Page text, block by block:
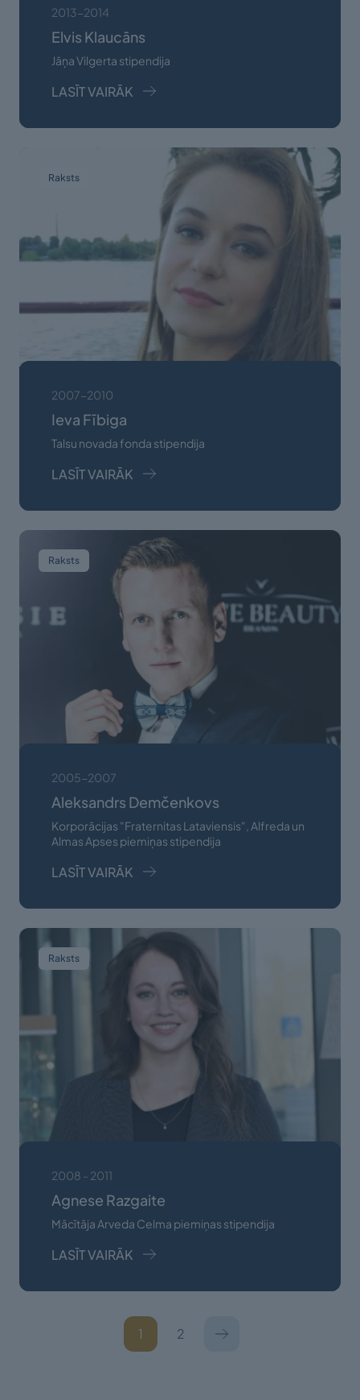
2013-2014
Elvis Klaucāns
Jāņa Vilgerta stipendija
LASĪT VAIRĀK
Raksts
2007-2010
Ieva Fībiga
Talsu novada fonda stipendija
LASĪT VAIRĀK
Raksts
2005-2007
Aleksandrs Demčenkovs
Korporācijas "Fraternitas Lataviensis", Alfreda un
Almas Apses piemiņas stipendija
LASĪT VAIRĀK
Raksts
2008 - 2011
Agnese Razgaite
Mācītāja Arveda Celma piemiņas stipendija
LASĪT VAIRĀK